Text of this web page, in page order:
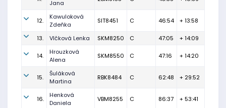
Jana
12.
Kawuloková
Zdeňka
SIT8451 C 46:54 + 13:58
13. Vlčková Lenka SKM8250 C 47:05 + 14:09
14.
Hrouzková
Alena
SKM8550 C 47:16 + 14:20
15.
Šuláková
Martina
RBK8484 C 62:48 + 29:52
16.
Henková
Daniela
VBM8255 C 86:37 + 53:41